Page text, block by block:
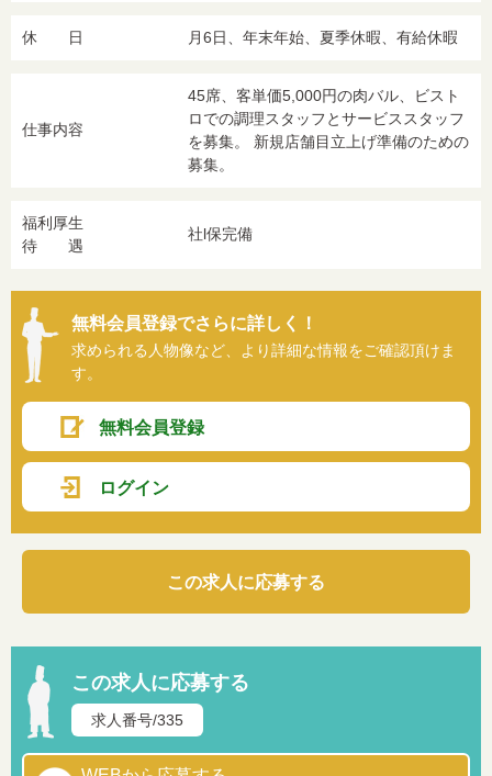
休 日 月6日、年末年始、夏季休暇、有給休暇
仕事内容
45席、客単価5,000円の肉バル、ビスト
ロでの調理スタッフとサービススタッフ
を募集。 新規店舗目立上げ準備のための
募集。
福利厚生
待 遇
社l保完備
無料会員登録でさらに詳しく！
求められる人物像など、より詳細な情報をご確認頂けま
す。
無料会員登録
ログイン
この求人に応募する
この求人に応募する
求人番号/335